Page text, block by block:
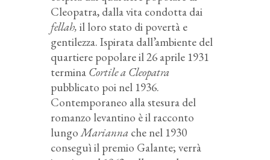
Cleopatra, dalla vita condotta dai
fellah, il loro stato di povertà e
gentilezza. Ispirata dall’ambiente del
quartiere popolare il 26 aprile 1931
termina Cortile a Cleopatra
pubblicato poi nel 1936.
Contemporaneo alla stesura del
romanzo levantino è il racconto
lungoMarianna che nel 1930
conseguì il premio Galante; verrà